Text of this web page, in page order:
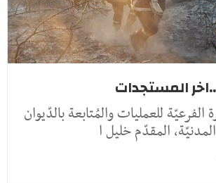
المستجدات
الفرعيّة للعمليات والمُتابعة بالدّيوان
المقدّم خليل ا